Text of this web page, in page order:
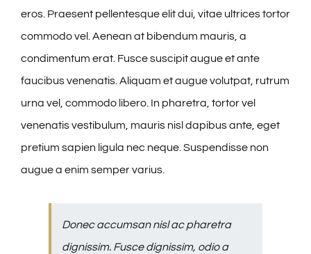
eros. Praesent pellentesque elit dui, vitae ultrices tortor
commodo vel. Aenean at bibendum mauris, a
condimentum erat. Fusce suscipit augue et ante
faucibus venenatis. Aliquam et augue volutpat, rutrum
urna vel, commodo libero. In pharetra, tortor vel
venenatis vestibulum, mauris nisl dapibus ante, eget
pretium sapien ligula nec neque. Suspendisse non
augue a enim semper varius.
Donec accumsan nisl ac pharetra
dignissim. Fusce dignissim, odio a